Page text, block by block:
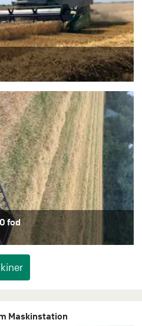
fod
Maskinstation